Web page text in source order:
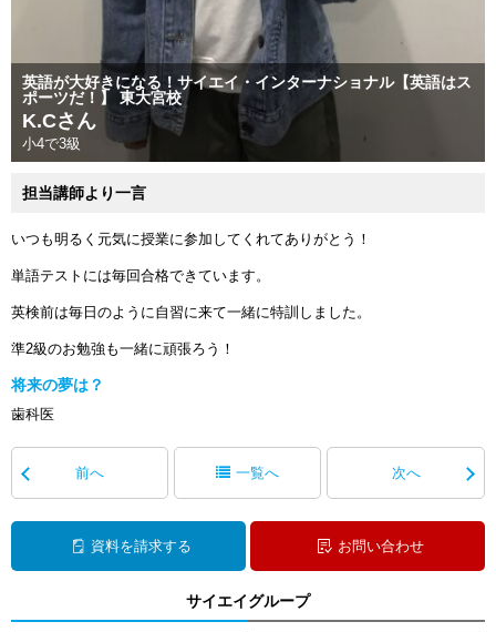
英語が大好きになる！サイエイ・インターナショナル【英語はス
ポーツだ！】 東大宮校
K.Cさん
小4で3級
担当講師より一言
いつも明るく元気に授業に参加してくれてありがとう！
単語テストには毎回合格できています。
英検前は毎日のように自習に来て一緒に特訓しました。
準2級のお勉強も一緒に頑張ろう！
将来の夢は？
歯科医
前へ 一覧へ 次へ
資料を請求する お問い合わせ
サイエイグループ